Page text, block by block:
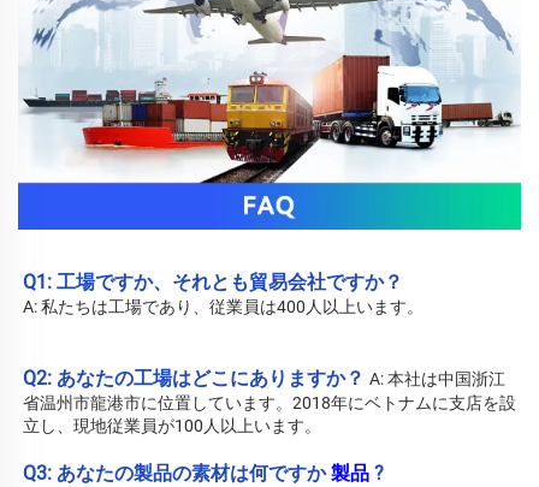
Q1: 工場ですか、それとも貿易会社ですか？
A: 私たちは工場であり、従業員は400人以上います。
Q2: あなたの工場はどこにありますか？ A: 本社は中国浙江
省温州市龍港市に位置しています。2018年にベトナムに支店を設
立し、現地従業員が100人以上います。
Q3: あなたの製品の素材は何ですか 製品 ?